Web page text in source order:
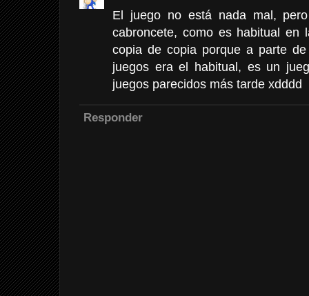
El juego no está nada mal,
cabroncete, como es habitual en
copia de copia porque a parte
juegos era el habitual, es un
juegos parecidos más tarde xdddd
Responder